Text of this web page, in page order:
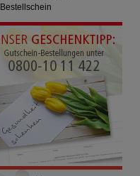
Bestellschein